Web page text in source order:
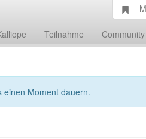
Teilnahme Community
einen Moment dauern.